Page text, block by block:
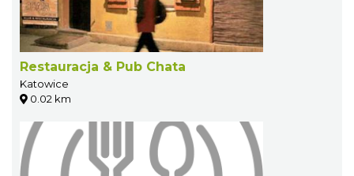
Restauracja & Pub Chata
Katowice
0.02 km